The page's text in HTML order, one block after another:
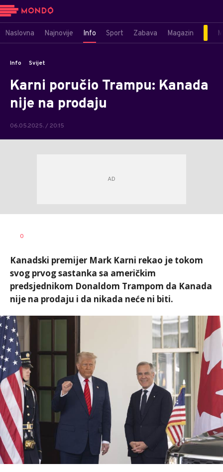
Naslovna Najnovije Info Sport Zabava Magazin
Info Svijet
Karni poručio Trampu: Kanada
nije na prodaju
06.05.2025. / 20:15
AUTOR
0
Kanadski premijer Mark Karni rekao je tokom
svog prvog sastanka sa američkim
predsjednikom Donaldom Trampom da Kanada
nije na prodaju i da nikada neće ni biti.